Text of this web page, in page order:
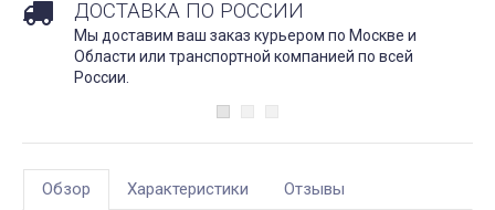
ДОСТАВКА ПО РОССИИ
Мы доставим ваш заказ курьером по Москве и
Области или транспортной компанией по всей
России.
Обзор Характеристики Отзывы